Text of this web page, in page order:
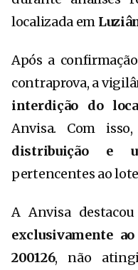
localizada em
Após a
contraprova, a
interdição do
Anvisa. Com
distribuição e
pertencentes ao
A Anvisa
exclusivamente
200126, não